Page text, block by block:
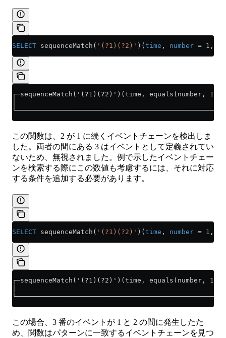
SELECT sequenceMatch( '(?1)(?2)' )( time , number = 1 ,
┌─sequenceMatch('(?1)(?2)')(time, equals(number, 1),
この関数は、2 が 1 に続くイベントチェーンを検出しま
した。両者の間にある 3 はイベントとして定義されてい
ないため、無視されました。例で示したイベントチェー
ンを検索する際にこの数値も考慮するには、それに対応
する条件を追加する必要があります。
SELECT sequenceMatch( '(?1)(?2)' )( time , number = 1 ,
┌─sequenceMatch('(?1)(?2)')(time, equals(number,
この場合、3 番のイベントが 1 と 2 の間に発生したた
め、関数はパターンに一致するイベントチェーンを見つ